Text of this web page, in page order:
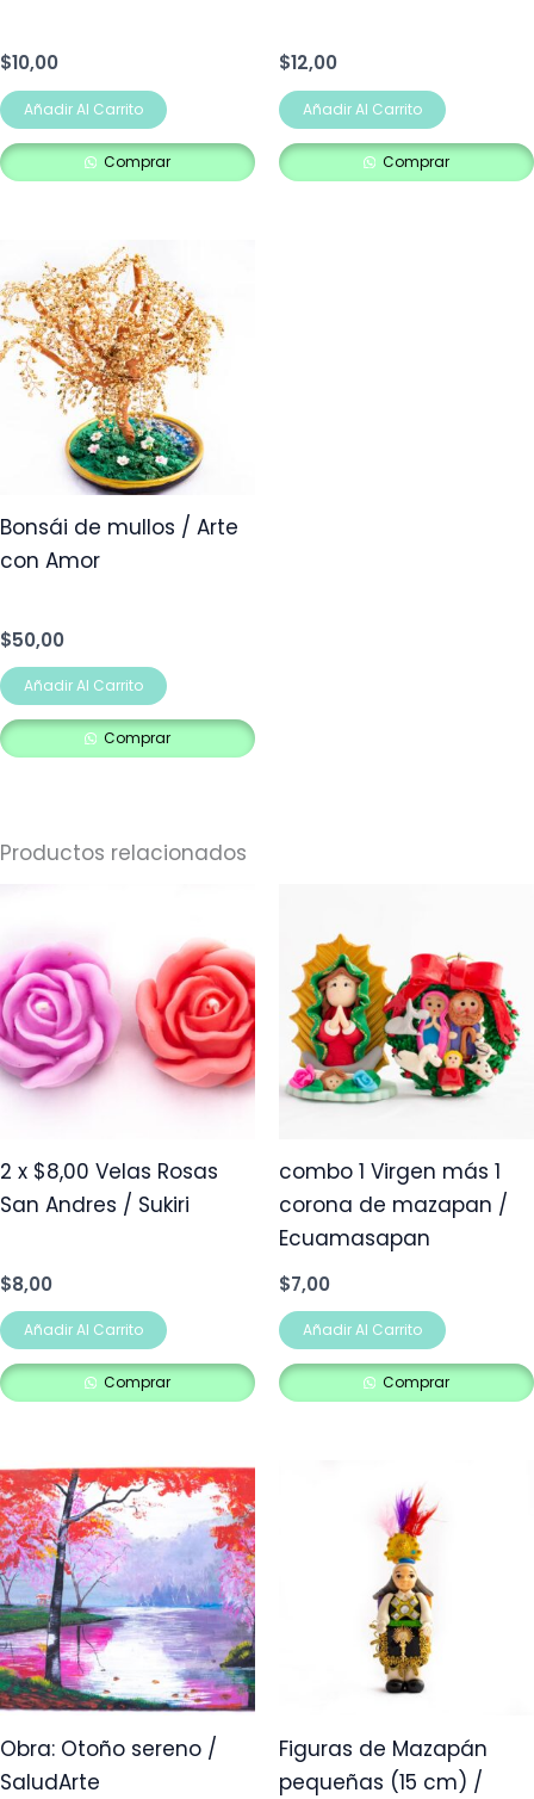
$10,00
Añadir Al Carrito
Comprar
$12,00
Añadir Al Carrito
Comprar
Bonsái de mullos / Arte
con Amor
$50,00
Añadir Al Carrito
Comprar
Productos relacionados
2 x $8,00 Velas Rosas
San Andres / Sukiri
$8,00
Añadir Al Carrito
Comprar
combo 1 Virgen más 1
corona de mazapan /
Ecuamasapan
$7,00
Añadir Al Carrito
Comprar
Obra: Otoño sereno /
SaludArte
Figuras de Mazapán
pequeñas (15 cm) /